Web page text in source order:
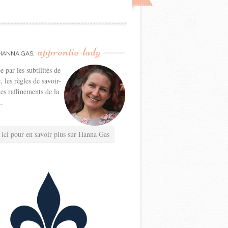
GAS, apprentie-lady
par les subtilités de
les règles de savoir-
raffinements de la
pour en savoir plus sur Hanna Gas